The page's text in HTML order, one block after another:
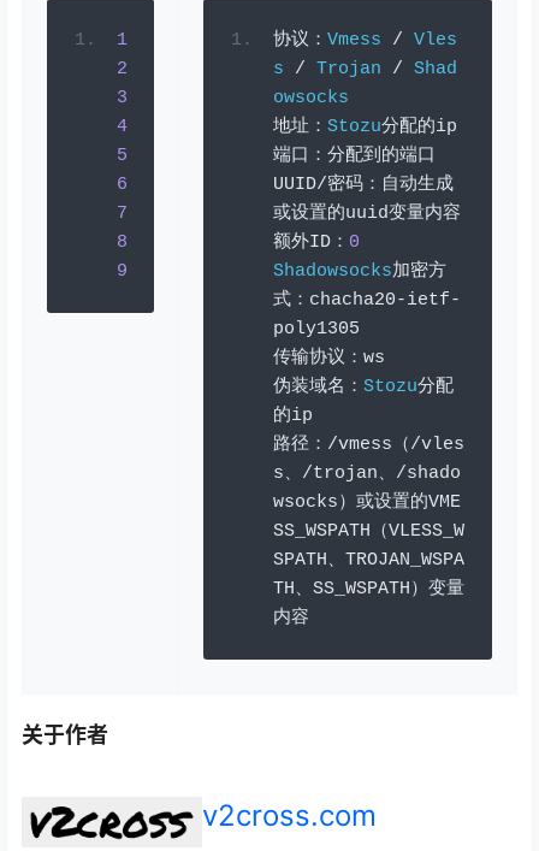
1
2
3
4
5
6
7
8
9
协议： Vmess / Vles
s
/ Trojan / Shad
owsocks
地址： Stozu分配的ip
端口：分配到的端口
UUID/密码：自动生成
或设置的uuid变量内容
额外ID： 0
Shadowsocks加密方
式： chacha20-ietf-
poly1305
传输协议： ws
伪装域名： Stozu分配
的ip
路径：/vmess （/vles
s、/trojan、/shado
wsocks）或设置的VME
SS_WSPATH （VLESS_W
SPATH、 TROJAN_WSPA
TH、 SS_WSPATH）变量
内容
关于作者
v2cross.com